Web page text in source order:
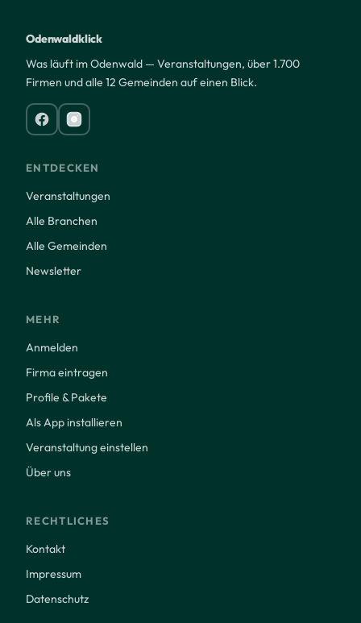
Odenwaldklick
Was läuft im Odenwald — Veranstaltungen, über 1.700
Firmen und alle 12 Gemeinden auf einen Blick.
ENTDECKEN
Veranstaltungen
Alle Branchen
Alle Gemeinden
Newsletter
MEHR
Anmelden
Firma eintragen
Profile & Pakete
Als App installieren
Veranstaltung einstellen
Über uns
RECHTLICHES
Kontakt
Impressum
Datenschutz